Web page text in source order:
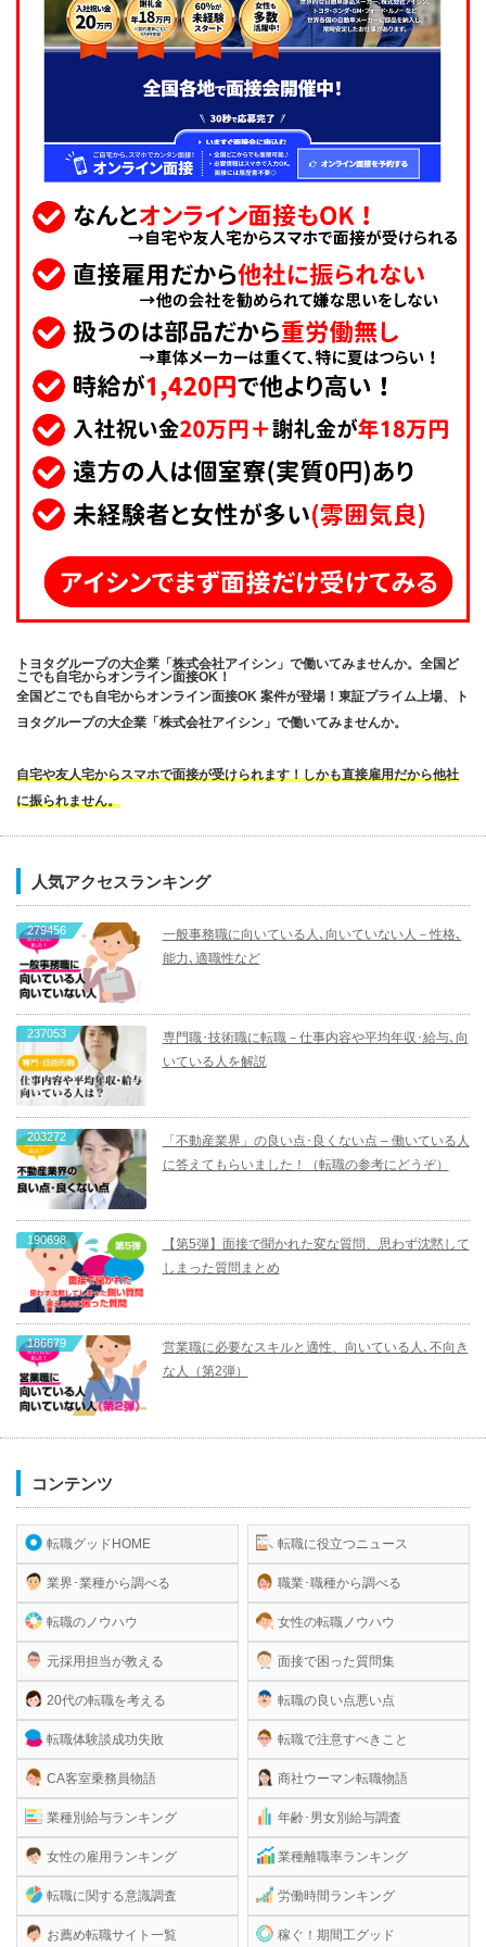
トヨタグループの大企業「株式会社アイシン」で働いてみませんか。全国ど
こでも自宅からオンライン面接OK！
全国どこでも自宅からオンライン面接OK 案件が登場！東証プライム上場、ト
ヨタグループの大企業「株式会社アイシン」で働いてみませんか。
自宅や友人宅からスマホで面接が受けられます！しかも直接雇用だから他社
に振られません。
人気アクセスランキング
279456
一般事務職に向いている人､向いていない人－性格､
能力､適職性など
237053
専門職･技術職に転職－仕事内容や平均年収･給与､向
いている人を解説
203272
「不動産業界」の良い点･良くない点 – 働いている人
に答えてもらいました！（転職の参考にどうぞ）
190698
【第5弾】面接で聞かれた変な質問、思わず沈黙して
しまった質問まとめ
186679
営業職に必要なスキルと適性、向いている人､不向き
な人（第2弾）
コンテンツ
転職グッドHOME
業界･業種から調べる
転職のノウハウ
元採用担当が教える
20代の転職を考える
転職体験談成功失敗
CA客室乗務員物語
業種別給与ランキング
女性の雇用ランキング
転職に関する意識調査
お薦め転職サイト一覧
転職に役立つニュース
職業･職種から調べる
女性の転職ノウハウ
面接で困った質問集
転職の良い点悪い点
転職で注意すべきこと
商社ウーマン転職物語
年齢･男女別給与調査
業種離職率ランキング
労働時間ランキング
稼ぐ！期間工グッド